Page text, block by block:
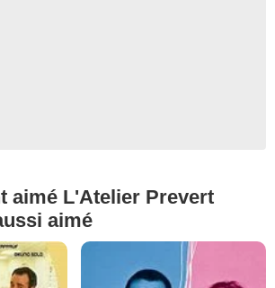
aimé L'Atelier Prevert
aimé